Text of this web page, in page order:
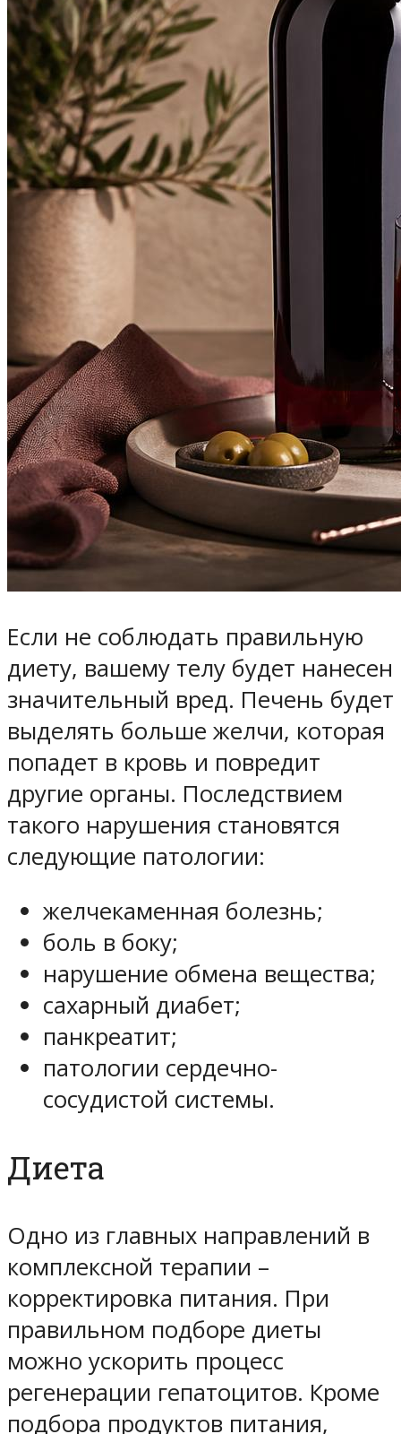
Если не соблюдать правильную
диету, вашему телу будет нанесен
значительный вред. Печень будет
выделять больше желчи, которая
попадет в кровь и повредит
другие органы. Последствием
такого нарушения становятся
следующие патологии:
желчекаменная болезнь;
боль в боку;
нарушение обмена вещества;
сахарный диабет;
панкреатит;
патологии сердечно-
сосудистой системы.
Диета
Одно из главных направлений в
комплексной терапии –
корректировка питания. При
правильном подборе диеты
можно ускорить процесс
регенерации гепатоцитов. Кроме
подбора продуктов питания,